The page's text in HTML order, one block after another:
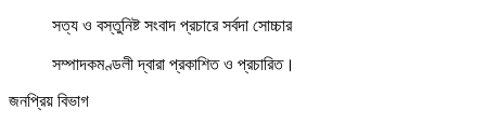
সত্য ও বস্তুনিষ্ট সংবাদ প্রচারে সর্বদা সোচ্চার
সম্পাদকমণ্ডলী দ্বারা প্রকাশিত ও প্রচারিত।
জনপ্রিয় বিভাগ